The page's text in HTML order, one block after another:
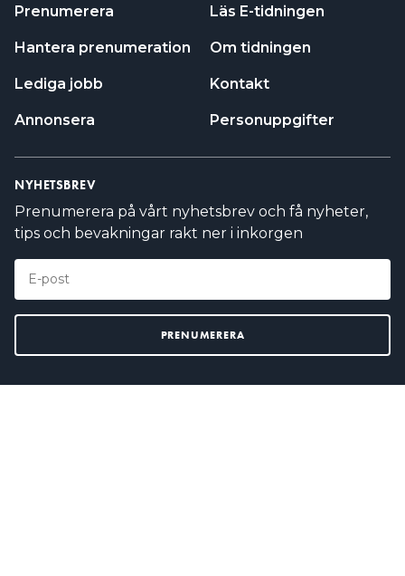
Prenumerera
Hantera prenumeration
Lediga jobb
Annonsera
Läs E-tidningen
Om tidningen
Kontakt
Personuppgifter
NYHETSBREV
Prenumerera på vårt nyhetsbrev och få nyheter,
tips och bevakningar rakt ner i inkorgen